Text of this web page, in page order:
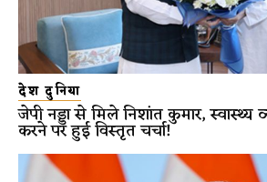
देश दुनिया
जेपी नड्डा से मिले निशांत कुमार,
करने पर हुई विस्तृत चर्चा!